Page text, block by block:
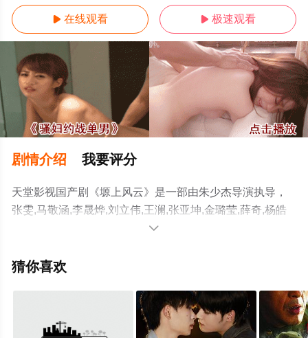
 在线观看  极速观看
剧情介绍 我要评分
天堂影视国产剧《塬上风云》是一部由朱少杰导演执导，
张雯,马敬涵,李晟烨,刘立伟,王澜,张亚坤,金璐莹,薛奇,杨皓
宇等演员精彩演绎的中国大陆电视剧，手机免费观看高清
可移步至豆瓣电视剧、电视猫或剧情网等平台了解。

猜你喜欢